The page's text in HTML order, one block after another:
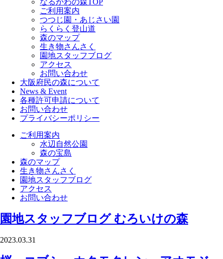
なるかわの森TOP
ご利用案内
つつじ園・あじさい園
らくらく登山道
森のマップ
生き物さんさく
園地スタッフブログ
アクセス
お問い合わせ
大阪府民の森について
News & Event
各種許可申請について
お問い合わせ
プライバシーポリシー
ご利用案内
水辺自然公園
森の宝島
森のマップ
生き物さんさく
園地スタッフブログ
アクセス
お問い合わせ
園地スタッフブログ むろいけの森
2023.03.31